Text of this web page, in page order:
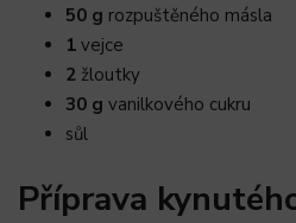
50 g rozpuštěného másla
1 vejce
2 žloutky
30 g vanilkového cukru
sůl
Příprava